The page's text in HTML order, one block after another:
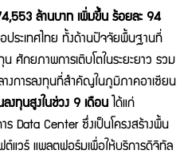
ล้านบาท เพิ่มขึ้น ร้อยละ 94
ประเทศไทย ทั้งด้านปัจจัยพื้นฐานที่
ศักยภาพการเติบโตในระยะยาว รวม
างการลงทุนที่สำคัญในภูมิภาคอาเซียน
ทุนสูงในช่วง 9 เดือน ได้แก่
Center ซึ่งเป็นโครงสร้างพื้น
วร์ แพลตฟอร์มเพื่อให้บริการดิจิทัล